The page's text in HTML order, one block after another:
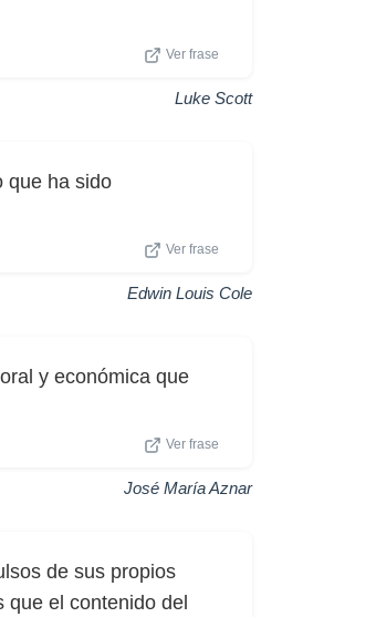
Ver frase
Luke Scott
que ha sido
Ver frase
Edwin Louis Cole
y económica que
Ver frase
José María Aznar
de sus propios
el contenido del